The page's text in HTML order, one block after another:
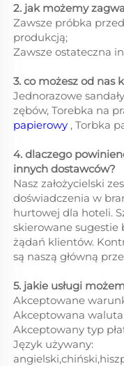
2. jak możemy
Zawsze próbka
produkcją;
Zawsze ostateczna
3. co możesz od nas
Jednorazowe
zębów, Torebka na
papierowy , Torbka
4. dlaczego
innych dostawców?
Nasz założycielski
doświadczenia w
hurtowej dla hoteli.
skierowane sugestie
żądań klientów.
są naszą główną
5. jakie usługi
Akceptowane
Akceptowana waluta
Akceptowany typ
Język używany: